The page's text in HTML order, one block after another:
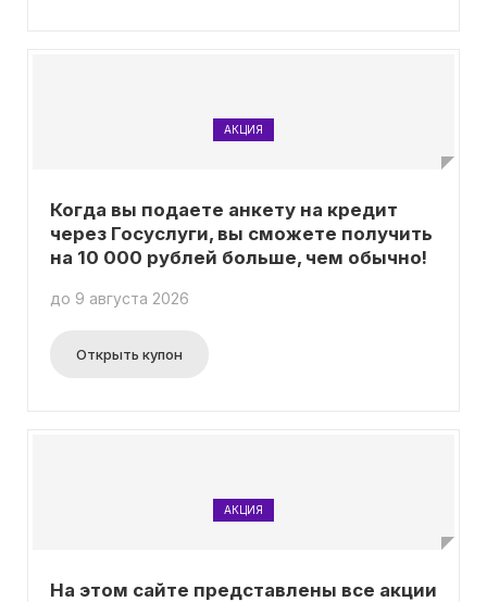
АКЦИЯ
Когда вы подаете анкету на кредит
через Госуслуги, вы сможете получить
на 10 000 рублей больше, чем обычно!
до 9 августа 2026
Открыть купон
АКЦИЯ
На этом сайте представлены все акции